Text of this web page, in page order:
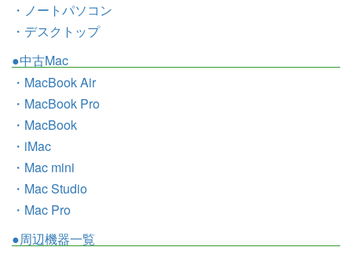
・ノートパソコン
・デスクトップ
●中古Mac
・MacBook Air
・MacBook Pro
・MacBook
・iMac
・Mac mini
・Mac Studio
・Mac Pro
●周辺機器一覧